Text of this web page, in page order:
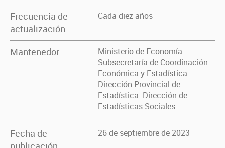
Frecuencia de
actualización
Cada diez años
Mantenedor
Ministerio de Economía.
Subsecretaría de Coordinación
Económica y Estadística.
Dirección Provincial de
Estadística. Dirección de
Estadísticas Sociales
Fecha de
26 de septiembre de 2023